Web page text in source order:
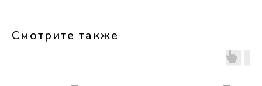
Смотрите также